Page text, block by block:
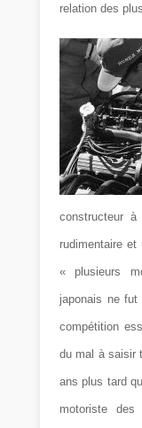
relation des
constructeur
rudimentaire
« plusieurs
japonais ne fut
compétition
du mal à saisir
ans plus tard
motoriste